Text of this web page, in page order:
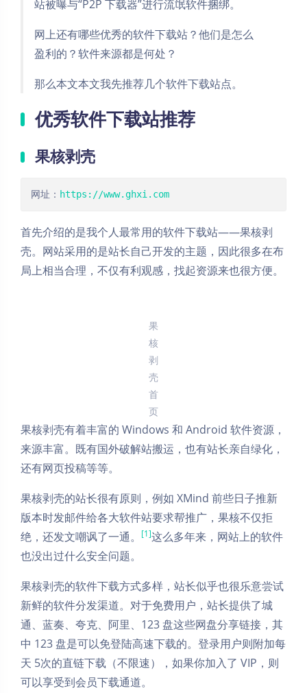
站被曝与“P2P 下载器”进行流氓软件捆绑。
网上还有哪些优秀的软件下载站？他们是怎么
盈利的？软件来源都是何处？
那么本文本文我先推荐几个软件下载站点。
优秀软件下载站推荐
果核剥壳
网址： https://www.ghxi.com
首先介绍的是我个人最常用的软件下载站——果核剥
壳。网站采用的是站长自己开发的主题，因此很多在布
局上相当合理，不仅有利观感，找起资源来也很方便。
果
核
剥
壳
首
页
果核剥壳有着丰富的 Windows 和 Android 软件资源，
来源丰富。既有国外破解站搬运，也有站长亲自绿化，
还有网页投稿等等。
果核剥壳的站长很有原则，例如 XMind 前些日子推新
版本时发邮件给各大软件站要求帮推广，果核不仅拒
绝，还发文嘲讽了一通。
[1]这么多年来，网站上的软件
也没出过什么安全问题。
果核剥壳的软件下载方式多样，站长似乎也很乐意尝试
新鲜的软件分发渠道。对于免费用户，站长提供了城
通、蓝奏、夸克、阿里、123 盘这些网盘分享链接，其
中 123 盘是可以免登陆高速下载的。登录用户则附加每
天 5次的直链下载（不限速），如果你加入了 VIP，则
可以享受到会员下载通道。